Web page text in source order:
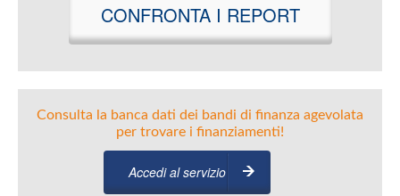
CONFRONTA I REPORT
Consulta la banca dati dei bandi di finanza agevolata
per trovare i finanziamenti!
Accedi al servizio